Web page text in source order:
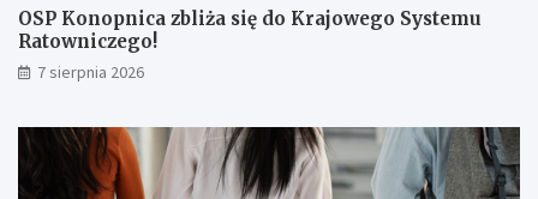
ż
e
r
!
OSP Konopnica zbliża się do Krajowego Systemu
Ratowniczego!
7 sierpnia 2026